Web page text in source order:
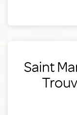
Saint